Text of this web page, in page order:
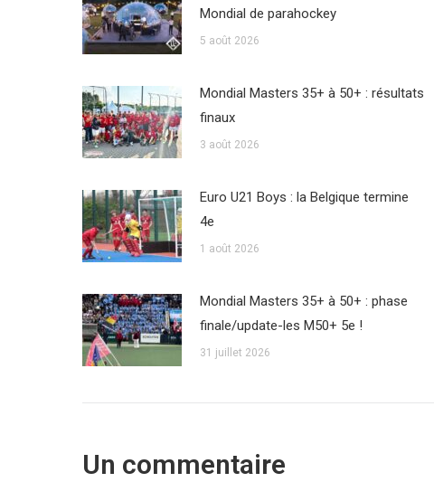
Mondial de parahockey
5 août 2026
Mondial Masters 35+ à 50+ : résultats
finaux
3 août 2026
Euro U21 Boys : la Belgique termine
4e
1 août 2026
Mondial Masters 35+ à 50+ : phase
finale/update-les M50+ 5e !
31 juillet 2026
Un commentaire